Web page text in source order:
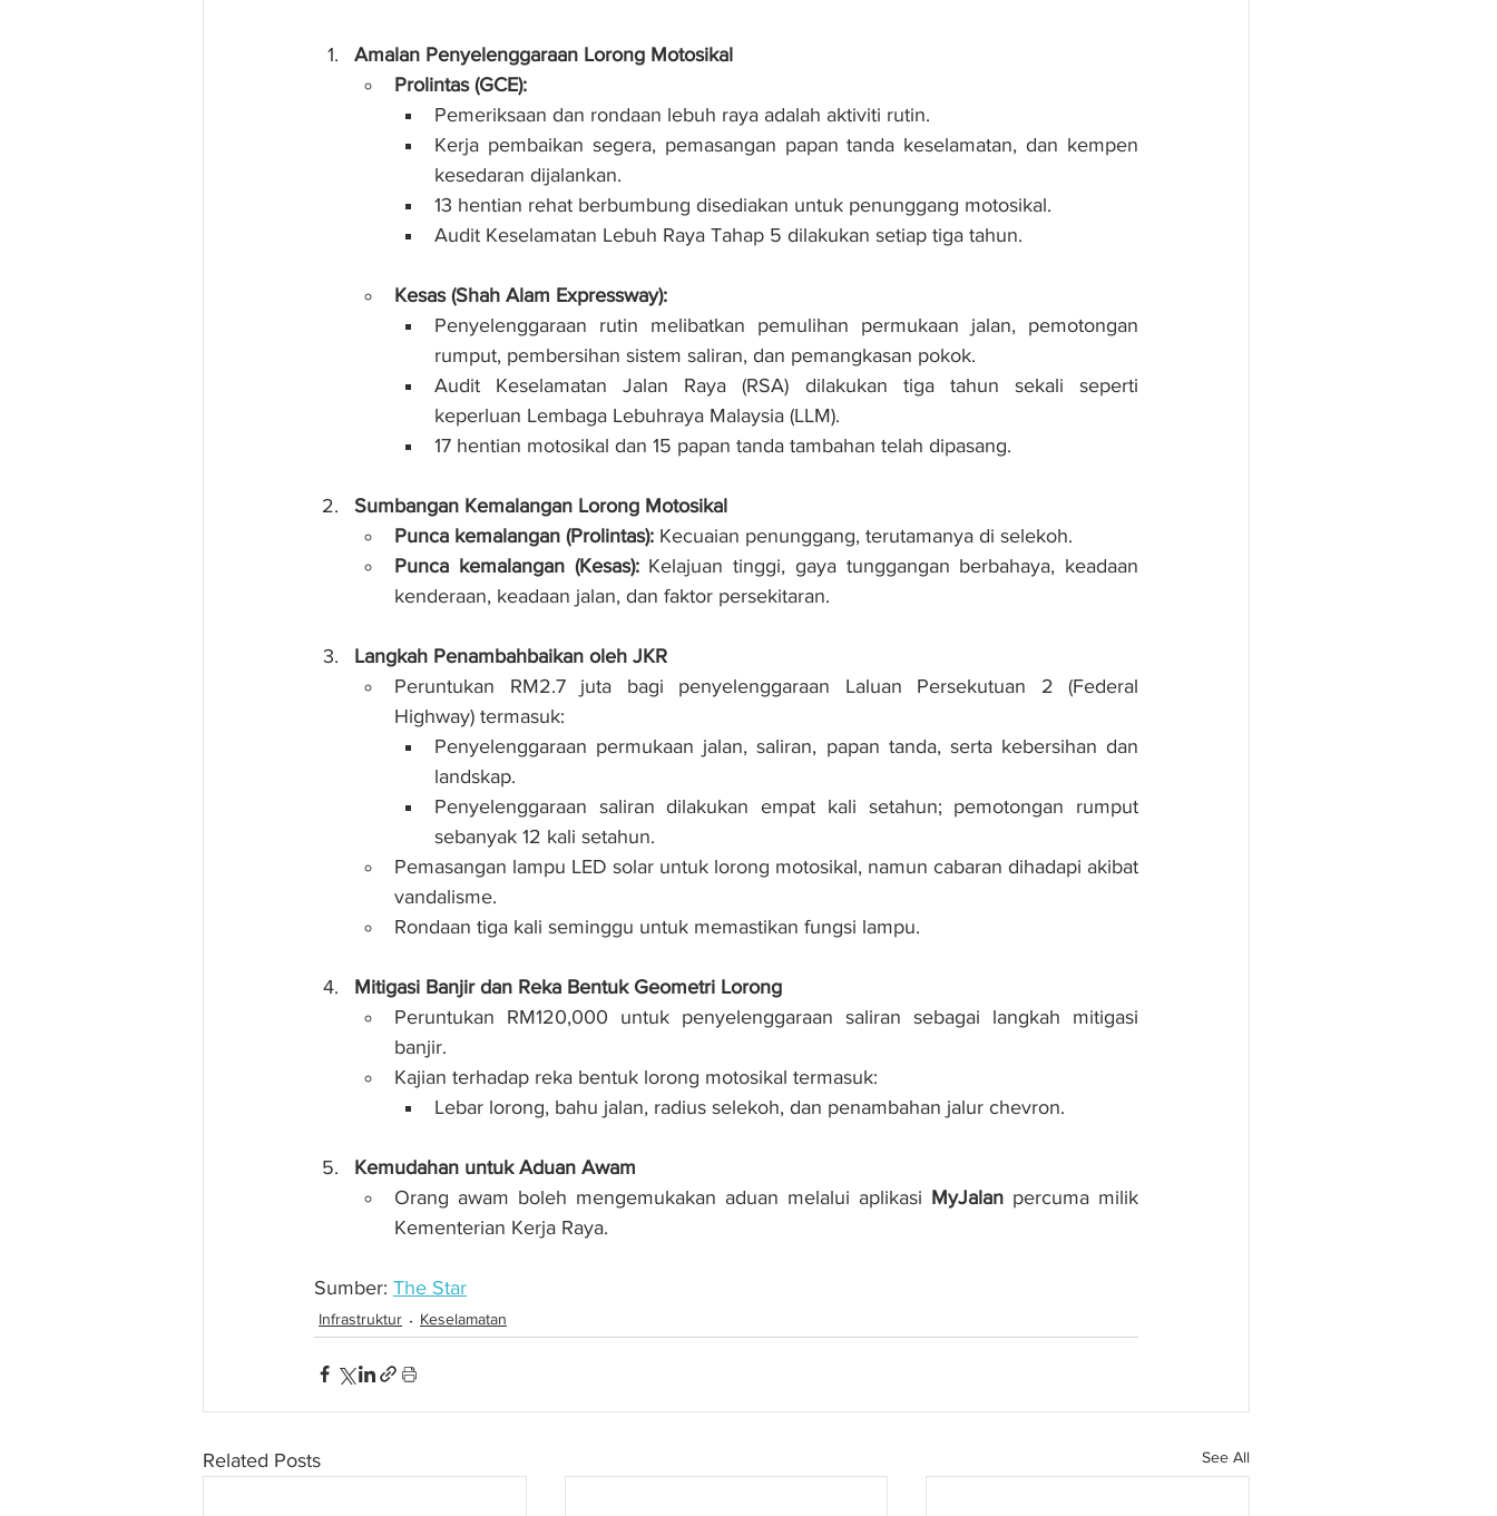
Amalan Penyelenggaraan Lorong Motosikal
Prolintas (GCE):
Pemeriksaan dan rondaan lebuh raya adalah aktiviti rutin.
Kerja pembaikan segera, pemasangan papan tanda keselamatan, dan kempen
kesedaran dijalankan.
13 hentian rehat berbumbung disediakan untuk penunggang motosikal.
Audit Keselamatan Lebuh Raya Tahap 5 dilakukan setiap tiga tahun.
Kesas (Shah Alam Expressway):
Penyelenggaraan rutin melibatkan pemulihan permukaan jalan, pemotongan
rumput, pembersihan sistem saliran, dan pemangkasan pokok.
Audit Keselamatan Jalan Raya (RSA) dilakukan tiga tahun sekali seperti
keperluan Lembaga Lebuhraya Malaysia (LLM).
17 hentian motosikal dan 15 papan tanda tambahan telah dipasang.
Sumbangan Kemalangan Lorong Motosikal
Punca kemalangan (Prolintas): Kecuaian penunggang, terutamanya di selekoh.
Punca kemalangan (Kesas): Kelajuan tinggi, gaya tunggangan berbahaya, keadaan
kenderaan, keadaan jalan, dan faktor persekitaran.
Langkah Penambahbaikan oleh JKR
Peruntukan RM2.7 juta bagi penyelenggaraan Laluan Persekutuan 2 (Federal
Highway) termasuk:
Penyelenggaraan permukaan jalan, saliran, papan tanda, serta kebersihan dan
landskap.
Penyelenggaraan saliran dilakukan empat kali setahun; pemotongan rumput
sebanyak 12 kali setahun.
Pemasangan lampu LED solar untuk lorong motosikal, namun cabaran dihadapi akibat
vandalisme.
Rondaan tiga kali seminggu untuk memastikan fungsi lampu.
Mitigasi Banjir dan Reka Bentuk Geometri Lorong
Peruntukan RM120,000 untuk penyelenggaraan saliran sebagai langkah mitigasi
banjir.
Kajian terhadap reka bentuk lorong motosikal termasuk:
Lebar lorong, bahu jalan, radius selekoh, dan penambahan jalur chevron.
Kemudahan untuk Aduan Awam
Orang awam boleh mengemukakan aduan melalui aplikasi MyJalan percuma milik
Kementerian Kerja Raya.
Sumber: The Star
Infrastruktur Keselamatan
Related Posts See All